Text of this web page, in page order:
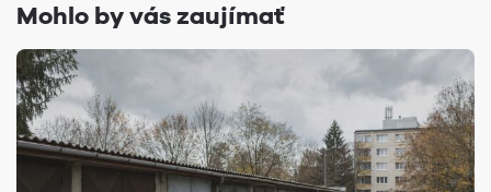
Mohlo by vás zaujímať